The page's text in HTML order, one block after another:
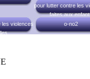
pour lutter contre les
faites aux
les violences
o-no2